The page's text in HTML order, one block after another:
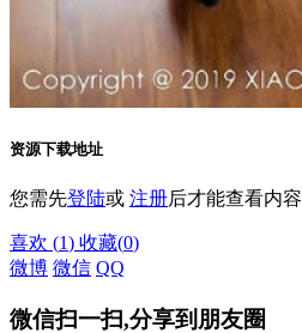
资源下载地址
您需先登陆或 注册后才能查看内容
喜欢 (1) 收藏(0)
微博 微信 QQ
微信扫一扫,分享到朋友圈